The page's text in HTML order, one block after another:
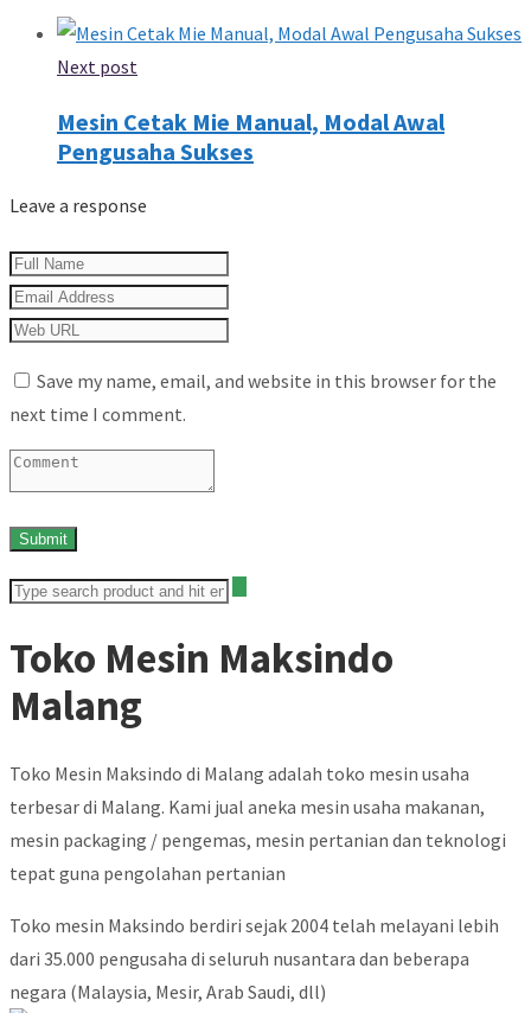
Next post
Mesin Cetak Mie Manual, Modal Awal
Pengusaha Sukses
Leave a response
Save my name, email, and website in this browser for the
next time I comment.
Toko Mesin Maksindo
Malang
Toko Mesin Maksindo di Malang adalah toko mesin usaha
terbesar di Malang. Kami jual aneka mesin usaha makanan,
mesin packaging / pengemas, mesin pertanian dan teknologi
tepat guna pengolahan pertanian
Toko mesin Maksindo berdiri sejak 2004 telah melayani lebih
dari 35.000 pengusaha di seluruh nusantara dan beberapa
negara (Malaysia, Mesir, Arab Saudi, dll)